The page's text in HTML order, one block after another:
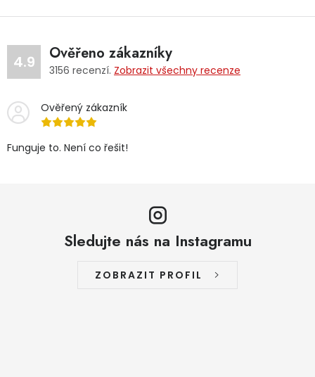
4.9 Ověřeno zákazníky
3156 recenzí. Zobrazit všechny recenze
Ověřený zákazník
Funguje to. Není co řešit!
Sledujte nás na Instagramu
ZOBRAZIT PROFIL